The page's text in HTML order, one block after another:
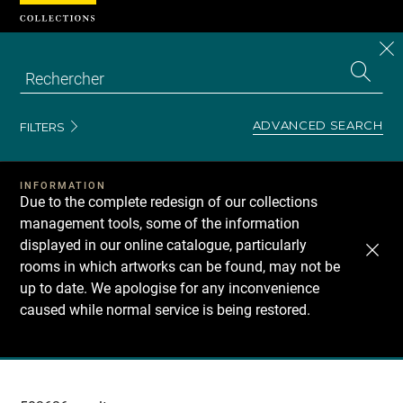
FILTERS ADVANCED SEARCH
INFORMATION
Due to the complete redesign of our collections
management tools, some of the information
displayed in our online catalogue, particularly
rooms in which artworks can be found, may not be
up to date. We apologise for any inconvenience
caused while normal service is being restored.
Recherche
Cookies management panel